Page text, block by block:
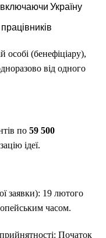
Україну
(бенефіціару),
від одного
по 59 500
ідеї.
заявки): 19 лютого
часом.
Початок